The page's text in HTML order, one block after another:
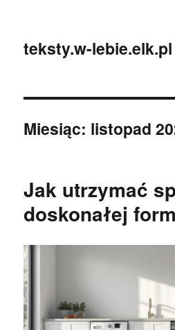
teksty.w-lebie.elk.pl
Miesiąc: listopad
Jak utrzymać
doskonałej